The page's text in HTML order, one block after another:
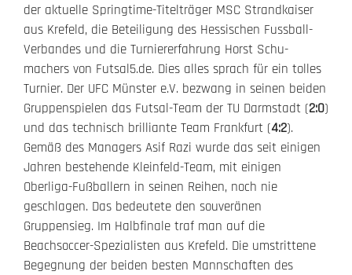
der aktuelle Springtime-Titelträger MSC Strandkaiser
aus Krefeld, die Beteiligung des Hessischen Fussball-
Verbandes und die Turniererfahrung Horst Schu-
machers von Futsal5.de. Dies alles sprach für ein tolles
Turnier. Der UFC Münster e.V. bezwang in seinen beiden
Gruppenspielen das Futsal-Team der TU Darmstadt (2:0)
und das technisch brilliante Team Frankfurt (4:2).
Gemäß des Managers Asif Razi wurde das seit einigen
Jahren bestehende Kleinfeld-Team, mit einigen
Oberliga-Fußballern in seinen Reihen, noch nie
geschlagen. Das bedeutete den souveränen
Gruppensieg. Im Halbfinale traf man auf die
Beachsoccer-Spezialisten aus Krefeld. Die umstrittene
Begegnung der beiden besten Mannschaften des